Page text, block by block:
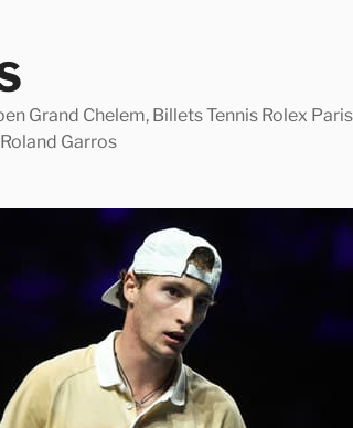
Grand Chelem, Billets Tennis Rolex
Garros